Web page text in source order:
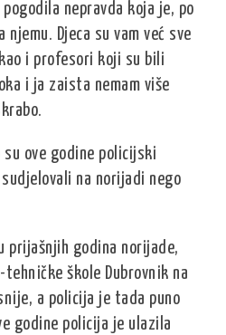
nepravda koja je, po
njemu. Djeca su vam već sve
i profesori koji su bili
i ja zaista nemam više
ove godine policijski
na norijadi nego
prijašnjih godina norijade,
tehničke škole Dubrovnik na
a policija je tada puno
godine policija je ulazila